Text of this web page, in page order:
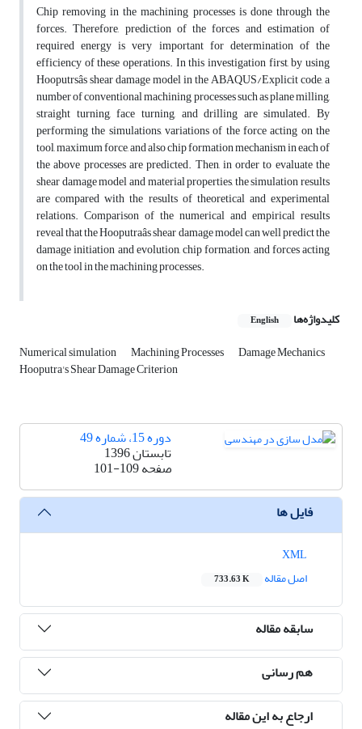
Chip removing in the machining processes is done through the
forces. Therefore, prediction of the forces and estimation of
required energy is very important for determination of the
efficiency of these operations. In this investigation first, by using
Hooputrsâs shear damage model in the ABAQUS/Explicit code, a
number of conventional machining processes such as plane milling,
straight turning, face turning, and drilling are simulated. By
performing the simulations, variations of the force acting on the
tool, maximum force, and also chip formation mechanism in each of
the above processes are predicted. Then, in order to evaluate the
shear damage model and material properties, the simulation results
are compared with the results of theoretical and experimental
relations. Comparison of the numerical and empirical results
reveal that the Hooputraâs shear damage model can well predict the
damage initiation and evolution, chip formation, and forces acting
on the tool in the machining processes.
کلیدواژه‌ها English
Numerical simulation Machining Processes Damage Mechanics
Hooputra's Shear Damage Criterion
دوره 15، شماره 49
تابستان 1396
صفحه101-109
فایل ها
اصل مقاله
733.63 K
سابقه مقاله
هم رسانی
ارجاع به این مقاله